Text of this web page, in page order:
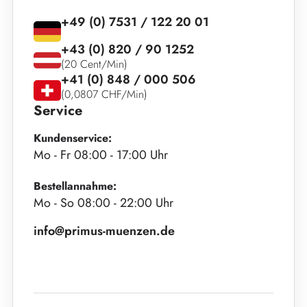
Service
Kundenservice:
Mo - Fr 08:00 - 17:00 Uhr
Bestellannahme:
Mo - So 08:00 - 22:00 Uhr
info@primus-muenzen.de
+49 (0) 7531 / 122 20 01
+43 (0) 820 / 90 1252
(20 Cent/Min)
+41 (0) 848 / 000 506
(0,0807 CHF/Min)